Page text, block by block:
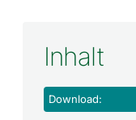
Inhalt
Download: